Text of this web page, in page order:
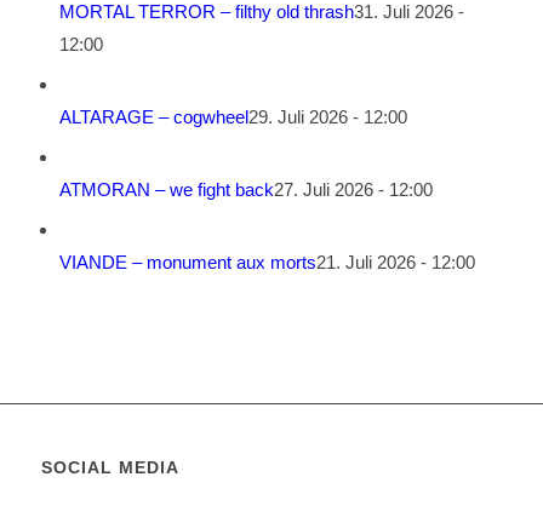
MORTAL TERROR – filthy old thrash31. Juli 2026 -
12:00
ALTARAGE – cogwheel29. Juli 2026 - 12:00
ATMORAN – we fight back27. Juli 2026 - 12:00
VIANDE – monument aux morts21. Juli 2026 - 12:00
SOCIAL MEDIA